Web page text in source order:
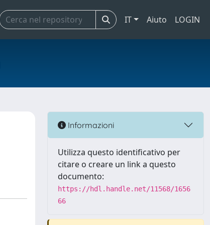
IT Aiuto LOGIN
Informazioni
Utilizza questo identificativo per
citare o creare un link a questo
documento:
https://hdl.handle.net/11568/1656
66